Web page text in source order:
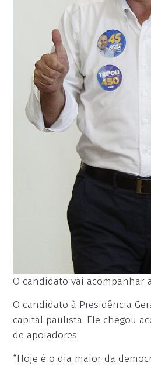
O candidato vai acompanhar
O candidato à Presidência
capital paulista. Ele chegou
de apoiadores.
“Hoje é o dia maior da